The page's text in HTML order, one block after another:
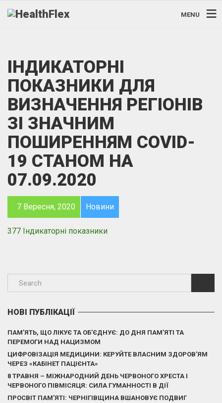
MENU
ІНДИКАТОРНІ
ПОКАЗНИКИ ДЛЯ
ВИЗНАЧЕННЯ РЕГІОНІВ
ЗІ ЗНАЧНИМ
ПОШИРЕННЯМ COVID-
19 СТАНОМ НА
07.09.2020
7 Вересня, 2020 Новини
377 Індикаторні показники
НОВІ ПУБЛІКАЦІЇ
ПАМ’ЯТЬ, ЩО ЛІКУЄ ТА ОБ’ЄДНУЄ: ДО ДНЯ ПАМ’ЯТІ ТА
ПЕРЕМОГИ НАД НАЦИЗМОМ
ЦИФРОВІЗАЦІЯ МЕДИЦИНИ: КЕРУЙТЕ ВЛАСНИМ ЗДОРОВ’ЯМ
ЧЕРЕЗ «КАБІНЕТ ПАЦІЄНТА»
8 ТРАВНЯ – МІЖНАРОДНИЙ ДЕНЬ ЧЕРВОНОГО ХРЕСТА І
ЧЕРВОНОГО ПІВМІСЯЦЯ: СИЛА ГУМАННОСТІ В ДІЇ
ПРОСВІТ ПАМ’ЯТІ: ЧЕРНІГІВЩИНА ВШАНОВУЄ ПОДВИГ